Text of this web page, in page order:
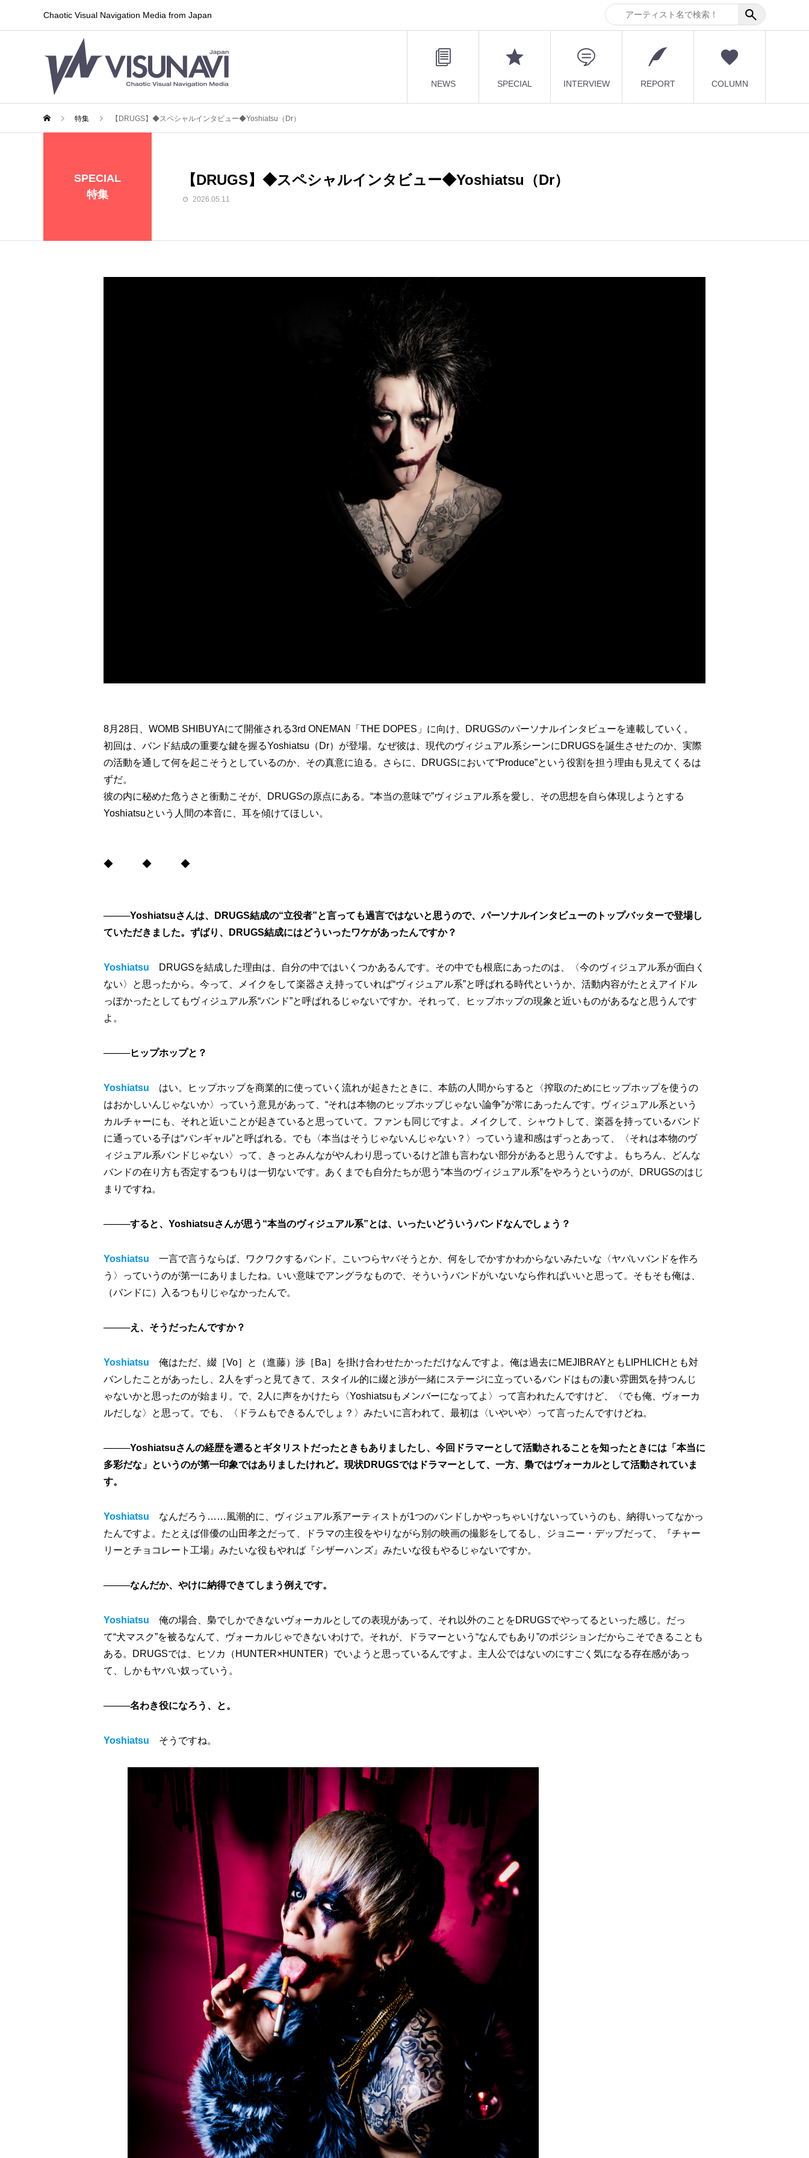
Chaotic Visual Navigation Media from Japan
NEWS SPECIAL INTERVIEW REPORT COLUMN
特集 【DRUGS】◆スペシャルインタビュー◆Yoshiatsu（Dr）
SPECIAL
特集
【DRUGS】◆スペシャルインタビュー◆Yoshiatsu（Dr）
2026.05.11
8月28日、WOMB SHIBUYAにて開催される3rd ONEMAN「THE DOPES」に向け、DRUGSのパーソナルインタビューを連載していく。
初回は、バンド結成の重要な鍵を握るYoshiatsu（Dr）が登場。なぜ彼は、現代のヴィジュアル系シーンにDRUGSを誕生させたのか、実際
の活動を通して何を起こそうとしているのか、その真意に迫る。さらに、DRUGSにおいて“Produce”という役割を担う理由も見えてくるは
ずだ。
彼の内に秘めた危うさと衝動こそが、DRUGSの原点にある。“本当の意味で”ヴィジュアル系を愛し、その思想を自ら体現しようとする
Yoshiatsuという人間の本音に、耳を傾けてほしい。
◆ ◆ ◆
────Yoshiatsuさんは、DRUGS結成の“立役者”と言っても過言ではないと思うので、パーソナルインタビューのトップバッターで登場し
ていただきました。ずばり、DRUGS結成にはどういったワケがあったんですか？
Yoshiatsu
DRUGSを結成した理由は、自分の中ではいくつかあるんです。その中でも根底にあったのは、〈今のヴィジュアル系が面白く
ない〉と思ったから。今って、メイクをして楽器さえ持っていれば“ヴィジュアル系”と呼ばれる時代というか、活動内容がたとえアイドル
っぽかったとしてもヴィジュアル系“バンド”と呼ばれるじゃないですか。それって、ヒップホップの現象と近いものがあるなと思うんです
よ。
────ヒップホップと？
Yoshiatsu
はい。ヒップホップを商業的に使っていく流れが起きたときに、本筋の人間からすると〈搾取のためにヒップホップを使うの
はおかしいんじゃないか〉っていう意見があって、“それは本物のヒップホップじゃない論争”が常にあったんです。ヴィジュアル系という
カルチャーにも、それと近いことが起きていると思っていて。ファンも同じですよ。メイクして、シャウトして、楽器を持っているバンド
に通っている子は“バンギャル”と呼ばれる。でも〈本当はそうじゃないんじゃない？〉っていう違和感はずっとあって、〈それは本物のヴ
ィジュアル系バンドじゃない〉って、きっとみんながやんわり思っているけど誰も言わない部分があると思うんですよ。もちろん、どんな
バンドの在り方も否定するつもりは一切ないです。あくまでも自分たちが思う“本当のヴィジュアル系”をやろうというのが、DRUGSのはじ
まりですね。
────すると、Yoshiatsuさんが思う“本当のヴィジュアル系”とは、いったいどういうバンドなんでしょう？
Yoshiatsu
一言で言うならば、ワクワクするバンド。こいつらヤバそうとか、何をしでかすかわからないみたいな〈ヤバいバンドを作ろ
う〉っていうのが第一にありましたね。いい意味でアングラなもので、そういうバンドがいないなら作ればいいと思って。そもそも俺は、
（バンドに）入るつもりじゃなかったんで。
────え、そうだったんですか？
Yoshiatsu
俺はただ、綴［Vo］と（進藤）渉［Ba］を掛け合わせたかっただけなんですよ。俺は過去にMEJIBRAYともLIPHLICHとも対
バンしたことがあったし、2人をずっと見てきて、スタイル的に綴と渉が一緒にステージに立っているバンドはもの凄い雰囲気を持つんじ
ゃないかと思ったのが始まり。で、2人に声をかけたら〈Yoshiatsuもメンバーになってよ〉って言われたんですけど、〈でも俺、ヴォーカ
ルだしな〉と思って。でも、〈ドラムもできるんでしょ？〉みたいに言われて、最初は〈いやいや〉って言ったんですけどね。
────Yoshiatsuさんの経歴を遡るとギタリストだったときもありましたし、今回ドラマーとして活動されることを知ったときには「本当に
多彩だな」というのが第一印象ではありましたけれど。現状DRUGSではドラマーとして、一方、梟ではヴォーカルとして活動されていま
す。
Yoshiatsu
なんだろう……風潮的に、ヴィジュアル系アーティストが1つのバンドしかやっちゃいけないっていうのも、納得いってなかっ
たんですよ。たとえば俳優の山田孝之だって、ドラマの主役をやりながら別の映画の撮影をしてるし、ジョニー・デップだって、『チャー
リーとチョコレート工場』みたいな役もやれば『シザーハンズ』みたいな役もやるじゃないですか。
────なんだか、やけに納得できてしまう例えです。
Yoshiatsu
俺の場合、梟でしかできないヴォーカルとしての表現があって、それ以外のことをDRUGSでやってるといった感じ。だっ
て“犬マスク”を被るなんて、ヴォーカルじゃできないわけで。それが、ドラマーという“なんでもあり”のポジションだからこそできることも
ある。DRUGSでは、ヒソカ（HUNTER×HUNTER）でいようと思っているんですよ。主人公ではないのにすごく気になる存在感があっ
て、しかもヤバい奴っていう。
────名わき役になろう、と。
Yoshiatsu そうですね。